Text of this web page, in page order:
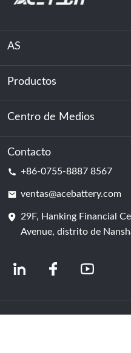
AS
Sobre nosotros
Sostenibilidad
Productos
Almacenamiento de energía
Centro de datos y sala de
Célula de batería
Centro de Medios
Noticias
Contacto
+86-0755-8887 8567
ventas@acebattery.com
29F, Hanking Financial
Avenue, distrito de
© 2024 Fabricantes chinos de
baterías de litio | ACE Battery, con